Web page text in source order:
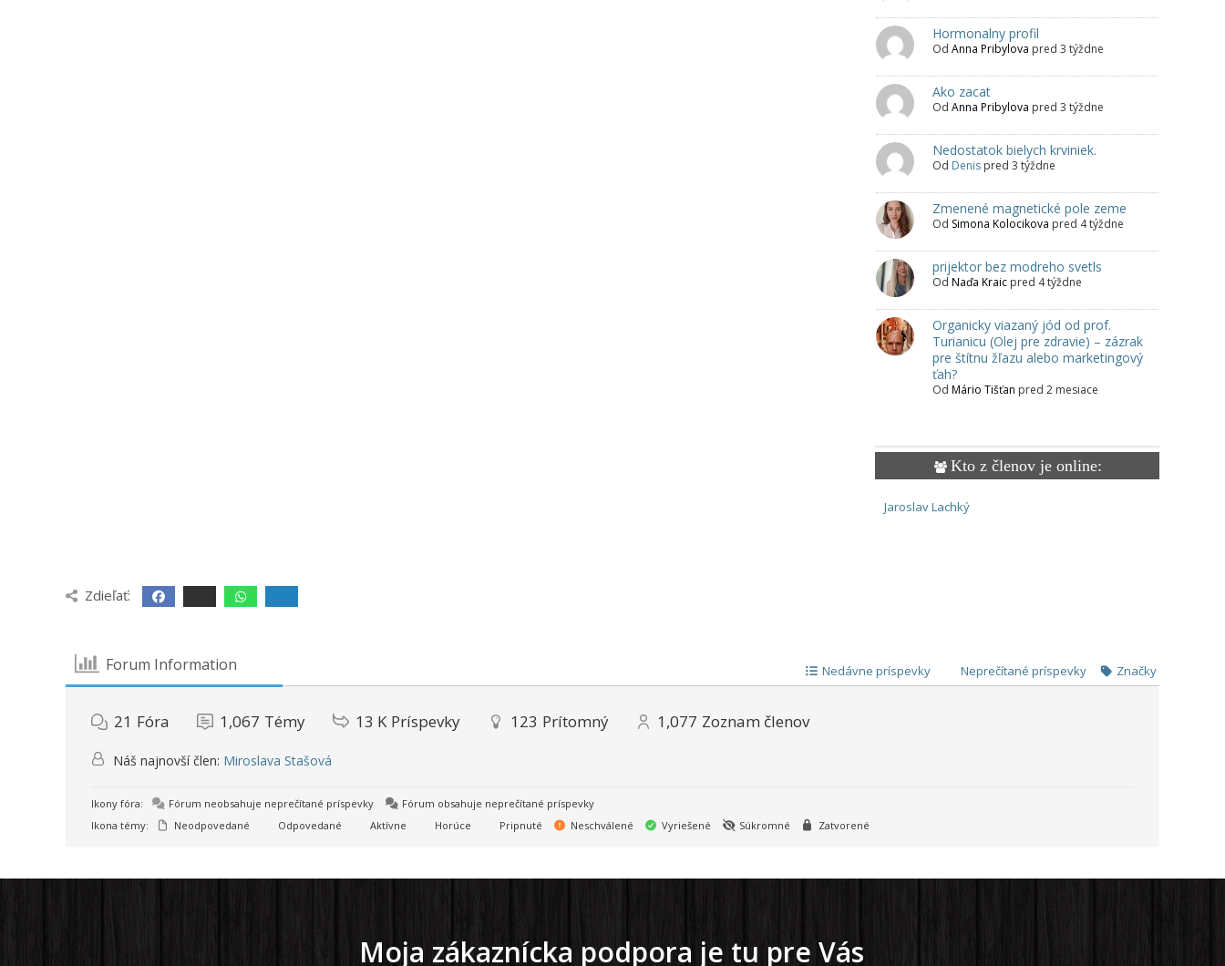
Hormonalny profil
Od Anna Pribylova pred 3 týždne
Ako zacat
Od Anna Pribylova pred 3 týždne
Nedostatok bielych krviniek.
Od Denis pred 3 týždne
Zmenené magnetické pole zeme
Od Simona Kolocikova pred 4 týždne
prijektor bez modreho svetls
Od Naďa Kraic pred 4 týždne
Organicky viazaný jód od prof.
Turianicu (Olej pre zdravie) – zázrak
pre štítnu žľazu alebo marketingový
ťah?
Od Mário Tišťan pred 2 mesiace
Kto z členov je online:
Jaroslav Lachký
Zdieľať:
Forum Information Nedávne príspevky Neprečítané príspevky Značky
21 Fóra 1,067 Témy 13 K Príspevky 123 Prítomný 1,077 Zoznam členov
Náš najnovší člen: Miroslava Stašová
Ikony fóra: Fórum neobsahuje neprečítané príspevky
Fórum obsahuje neprečítané príspevky
Ikona témy:
Neodpovedané Odpovedané Aktívne Horúce Pripnuté Neschválené Vyriešené Súkromné Zatvorené
Moja zákaznícka podpora je tu pre Vás